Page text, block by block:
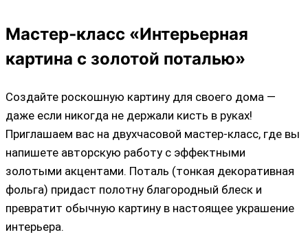
Мастер‑класс «Интерьерная
картина с золотой поталью»
Создайте роскошную картину для своего дома —
даже если никогда не держали кисть в руках!
Приглашаем вас на двухчасовой мастер‑класс, где вы
напишете авторскую работу с эффектными
золотыми акцентами. Поталь (тонкая декоративная
фольга) придаст полотну благородный блеск и
превратит обычную картину в настоящее украшение
интерьера.